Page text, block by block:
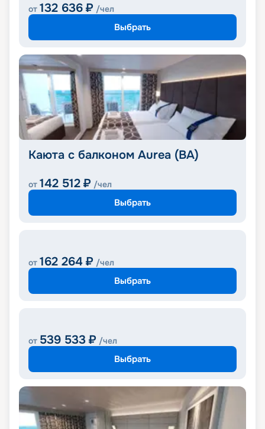
от 132 636 ₽ /чел
Выбрать
Каюта с балконом Aurea (BA)
от 142 512 ₽ /чел
Выбрать
от 162 264 ₽ /чел
Выбрать
от 539 533 ₽ /чел
Выбрать